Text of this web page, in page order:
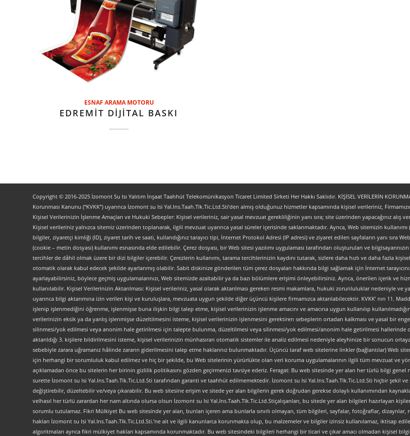
ESNAF ARAMA MOTORU
EDREMİT DİJİTAL BASKI
Copyright © 2016-2025 İzomont Su Isı Yalıtım İnşaat Taahhüt Telekomünikasyon Ticaret Limited Sirketi Her Hakkı Saklıdır. KİŞİSEL VERİLERİN
Korunması Kanunu (“KVKK”) uyarınca İzomont su Isi Yal.Ins.Taah.Tlk.Tic.Ltd.Sti’den almış olduğunuz hizmetler kapsamında kişisel verileriniz,
Kişisel Verilerinizin İşlenme Amaçları ve Hukuki Sebepler: Kişisel verileriniz, sair yasal mevzuat gerekliliğinin yanı sıra; site üzerinden yapacağınız
Kişisel verileriniz yalnızca sitemiz üzerinden toplanarak, ilgili mevzuat uyarınca yasal süreler içerisinde saklanmaktadır. Ayrıca, Web sitemizin
bilgiler, ziyaretçi kimliği (ID), ziyaret tarih ve saati, kullandığınız tarayıcı tipi, İnternet Protokol Adresi (IP adresi) ve ziyaret edilen sayfaların yanı
(cookie – metin dosyası) kullanımı esnasında elde edilebilir. Çerez dosyası, bir Web sitesi yazılımı uygulaması tarafından oluşturulan ve
tercihler de dâhil olmak üzere bir dizi bilgiler içerebilir. Çerezlerin kullanımı, tarama tercihlerinizin kaydını tutarak, sizlere daha hızlı ve daha fazla
otomatik olarak kabul edecek şekilde ayarlanmış olabilir. Sabit diskinize gönderilen tüm çerez dosyaları hakkında bilgi sağlamak için İnternet
ayarlayabilirsiniz, böylece geçmiş uygulamalarınızı, Web sitemizde azaltabilir ya da bazı bölümlere erişimi önleyebilirsiniz. Ayrıca, önerilen içerik ve
kullanılabilir. Kişisel Verilerinizin Aktarılması: Kişisel verileriniz, yasal olarak aktarılması gereken resmi makamlara, hukuki zorunluluklar nedeniyle ve
uyarınca bilgi aktarımına izin verilen kişi ve kuruluşlara, mevzuata uygun şekilde diğer üçüncü kişilere firmamızca aktarılabilecektir. KVKK’ nın 11.
işlenip işlenmediğini öğrenme, işlenmişse buna ilişkin bilgi talep etme, kişisel verilerinizin işlenme amacını ve amacına uygun kullanılıp
verilerinizin eksik ya da yanlış işlenmişse düzeltilmesini isteme, kişisel verilerinizin işlenmesini gerektiren sebeplerin ortadan kalkması ve yasal bir
silinmesi/yok edilmesi veya anonim hale getirilmesi için talepte bulunma, düzeltilmesi veya silinmesi/yok edilmesi/anonim hale getirilmesi
aktarıldığı 3. kişilere bildirilmesini isteme, kişisel verilerinizin münhasıran otomatik sistemler ile analiz edilmesi nedeniyle aleyhinize bir sonucun
sebebiyle zarara uğramanız hâlinde zararın giderilmesini talep etme haklarınız bulunmaktadır. Üçüncü taraf web sitelerine linkler (bağlantılar) Web
için herhangi bir sorumluluk kabul edilmez ve hiç bir şekilde, bu Web sitelerinin yürürlükte olan veri koruma uygulamalarının ilgili tüm mevzuat ve
açıklamadan önce bu sitelerin her birinin gizlilik politikasını gözden geçirmenizi tavsiye ederiz. Feragat: Bu web sitesinde yer alan her türlü bilgi
surette İzomont su Isi Yal.Ins.Taah.Tlk.Tic.Ltd.Sti tarafından garanti ve taahhüt edilmemektedir. İzomont su Isi Yal.Ins.Taah.Tlk.Tic.Ltd.Sti hiçbir şekil
değiştirebilir, düzeltebilir ve/veya çıkarabilir. Bu web sitesine erişim ve sitede yer alan bilgilerin gerek doğrudan gerekse dolaylı kullanımından
velhasıl her türlü zarardan her nam altında olursa olsun İzomont su Isi Yal.Ins.Taah.Tlk.Tic.Ltd.Stiçalışanları, bu sitede yer alan bilgileri hazırlayan
sorumlu tutulamaz. Fikri Mülkiyet Bu web sitesinde yer alan, bunları içeren ama bunlarla sınırlı olmayan, tüm bilgileri, sayfalar, fotoğraflar,
hakları İzomont su Isi Yal.Ins.Taah.Tlk.Tic.Ltd.Sti.’ne ait ve ilgili kanunlarca korunmakta olup, bu malzemeler ve bilgiler izinsiz kullanılamaz, iktisap
algoritmaları ayrıca fikri mülkiyet hakları kapsamında korunmaktadır. Bu web sitesindeki bilgileri herhangi bir ticari ve çıkar amacı olmadan kişisel